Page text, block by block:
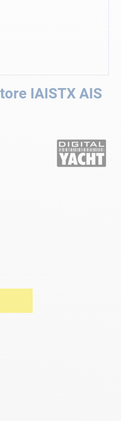
IAISTX AIS